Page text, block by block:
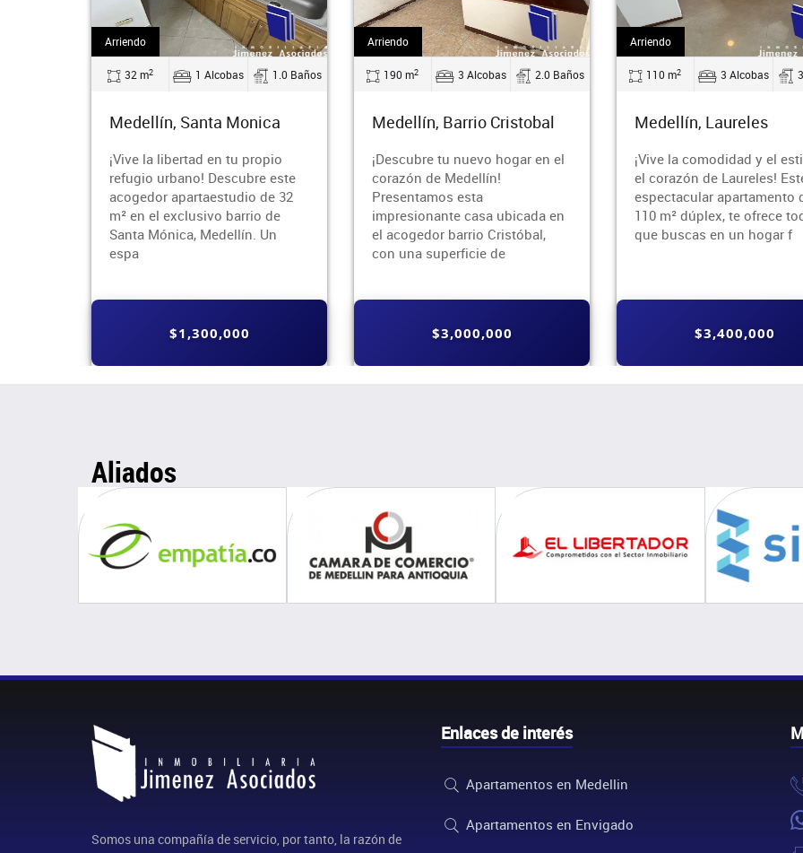
Arriendo
190 m2 3 Alcobas 2.0 Baños
Medellín, Barrio Cristobal
¡Descubre tu nuevo hogar en el
corazón de Medellín!
Presentamos esta
impresionante casa ubicada en
el acogedor barrio Cristóbal,
con una superficie de
$3,000,000
Arriendo
110 m2 3 Alcobas 3.0 Baños
Medellín, Laureles
¡Vive la comodidad y el estilo en
el corazón de Laureles! Este
espectacular apartamento de
110 m² dúplex, te ofrece todo lo
que buscas en un hogar f
$3,400,000
Arriendo
55 m2 2 Alcobas
Medellín, Belen
¿Buscas un espacio
en una de las zonas más
vibrantes de Medellín?
Entonces, este
el barrio Belén, sector San
$2,200,000
Aliados
Somos una compañía de servicio, por tanto, la razón de
Enlaces de interés
Apartamentos en Medellin
Apartamentos en Envigado